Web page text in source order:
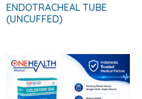
ENDOTRACHEAL TUBE
(UNCUFFED)